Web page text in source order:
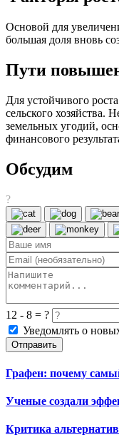
Основой для
большая доля вновь
Пути
Для устойчивого
сельского хозяйства.
земельных угодий,
финансового
Обсудим
?
12 - 8 = ?
Уведомлять о
Отправить
Графен: почему
Ученые создали
Критика